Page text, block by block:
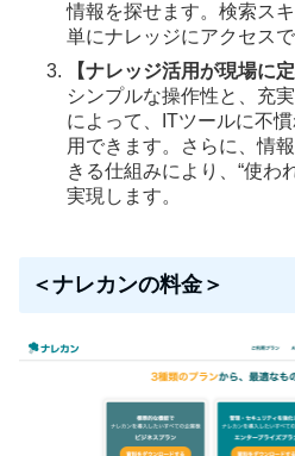
情報を探せます。検索ス
単にナレッジにアクセスで
【ナレッジ活用が現場に定
シンプルな操作性と、充
によって、ITツールに不
用できます。さらに、情
きる仕組みにより、“使わ
実現します。
＜ナレカンの料金＞